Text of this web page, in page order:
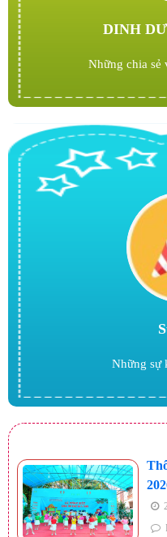
DINH
Những chia sẻ
Những sự